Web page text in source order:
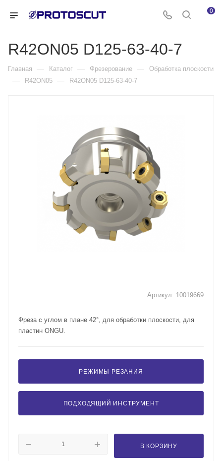
0
R42ON05 D125-63-40-7
Главная — Каталог — Фрезерование — Обработка плоскости
— R42ON05 — R42ON05 D125-63-40-7
Артикул: 10019669
Фреза с углом в плане 42°, для обработки плоскости, для
пластин ONGU.
РЕЖИМЫ РЕЗАНИЯ
ПОДХОДЯЩИЙ ИНСТРУМЕНТ
В КОРЗИНУ